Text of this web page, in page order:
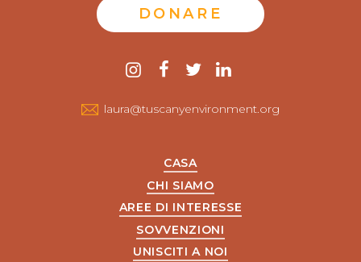
DONARE
instagram
Facebook
twitter
laura@tuscanyenvironment.org
CASA
CHI SIAMO
AREE DI INTERESSE
SOVVENZIONI
UNISCITI A NOI